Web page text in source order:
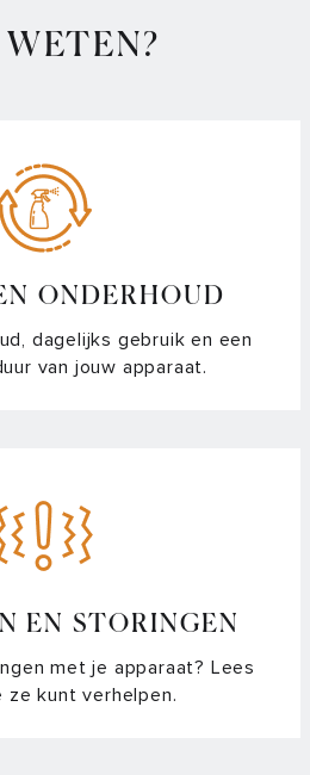
kalibreren?
metaal schoon?
of (combi)magnetron zit los,
of (combi)magnetron schoon
de oven aanpassen?
oven en combimagnetron
ONDERHOUD
dagelijks gebruik en een
van jouw apparaat.
EN STORINGEN
met je apparaat? Lees
ze kunt verhelpen.